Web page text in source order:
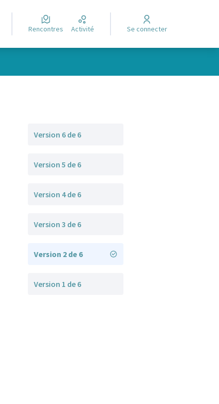
Rencontres Activité Se connecter
Version 6 de 6
Version 5 de 6
Version 4 de 6
Version 3 de 6
Version 2 de 6
Version 1 de 6